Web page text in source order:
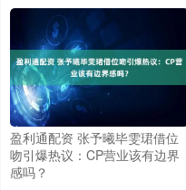
盈利通配资 张予曦毕雯珺借位
吻引爆热议：CP营业该有边界
感吗？